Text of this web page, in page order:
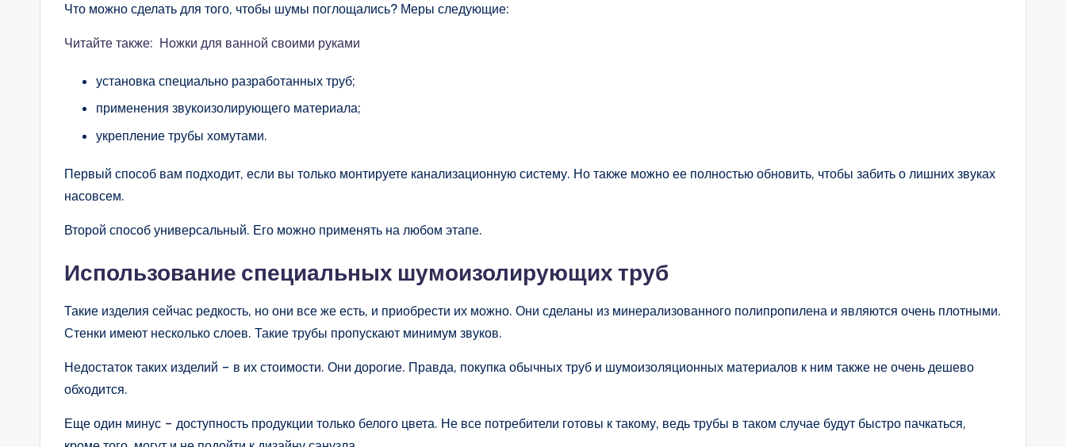
Что можно сделать для того, чтобы шумы поглощались? Меры следующие:
Читайте также: Ножки для ванной своими руками
установка специально разработанных труб;
применения звукоизолирующего материала;
укрепление трубы хомутами.
Первый способ вам подходит, если вы только монтируете канализационную систему. Но также можно ее полностью обновить, чтобы забить о лишних звуках
насовсем.
Второй способ универсальный. Его можно применять на любом этапе.
Использование специальных шумоизолирующих труб
Такие изделия сейчас редкость, но они все же есть, и приобрести их можно. Они сделаны из минерализованного полипропилена и являются очень плотными.
Стенки имеют несколько слоев. Такие трубы пропускают минимум звуков.
Недостаток таких изделий – в их стоимости. Они дорогие. Правда, покупка обычных труб и шумоизоляционных материалов к ним также не очень дешево
обходится.
Еще один минус – доступность продукции только белого цвета. Не все потребители готовы к такому, ведь трубы в таком случае будут быстро пачкаться,